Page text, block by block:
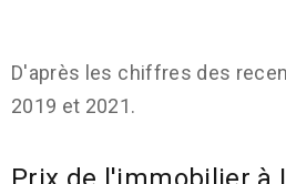
D'après les chiffres des
2019 et 2021.